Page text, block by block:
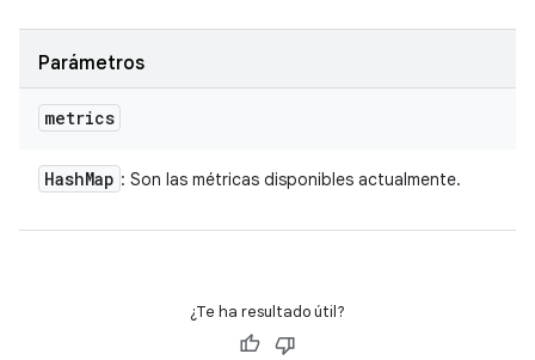
Parámetros
metrics
HashMap : Son las métricas disponibles actualmente.
¿Te ha resultado útil?